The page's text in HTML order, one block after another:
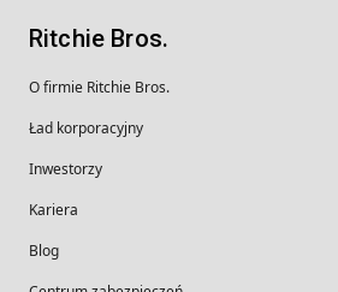
Ritchie Bros.
O firmie Ritchie Bros.
Ład korporacyjny
Inwestorzy
Kariera
Blog